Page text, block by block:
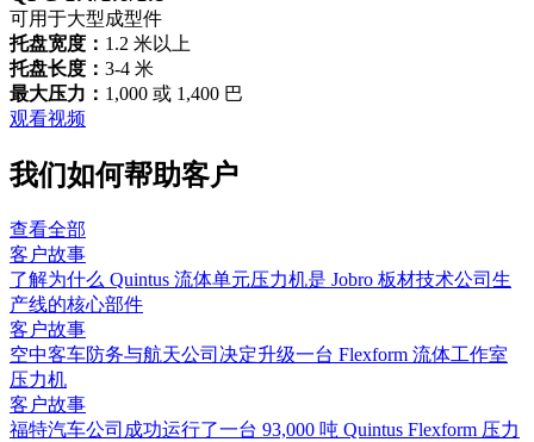
可用于大型成型件
托盘宽度： 1.2 米以上
托盘长度： 3-4 米
最大压力： 1,000 或 1,400 巴
观看视频
我们如何帮助客户
查看全部
客户故事
了解为什么 Quintus 流体单元压力机是 Jobro 板材技术公司生
产线的核心部件
客户故事
空中客车防务与航天公司决定升级一台 Flexform 流体工作室
压力机
客户故事
福特汽车公司成功运行了一台 93,000 吨 Quintus Flexform 压力